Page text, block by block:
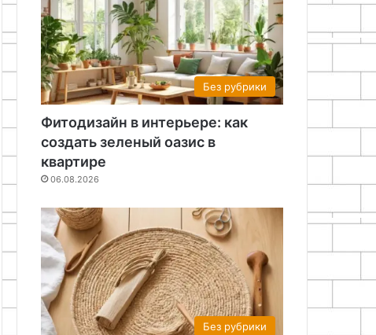
Без рубрики
Фитодизайн в интерьере: как
создать зеленый оазис в
квартире
06.08.2026
Без рубрики